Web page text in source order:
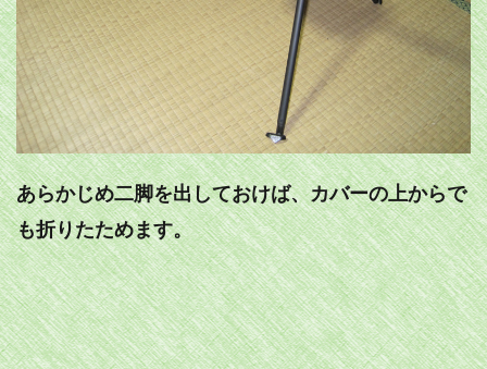
あらかじめ二脚を出しておけば、カバーの上からで
も折りたためます。